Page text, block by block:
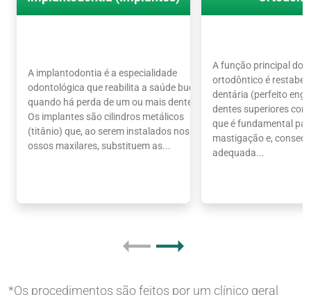
A implantodontia é a especialidade
odontológica que reabilita a saúde bucal
quando há perda de um ou mais dentes.
Os implantes são cilindros metálicos
(titânio) que, ao serem instalados nos
ossos maxilares, substituem as...
A função principal do
ortodôntico é
dentária (perfeito
dentes superiores
que é fundamental
mastigação e,
adequada...
*Os procedimentos são feitos por um clínico geral